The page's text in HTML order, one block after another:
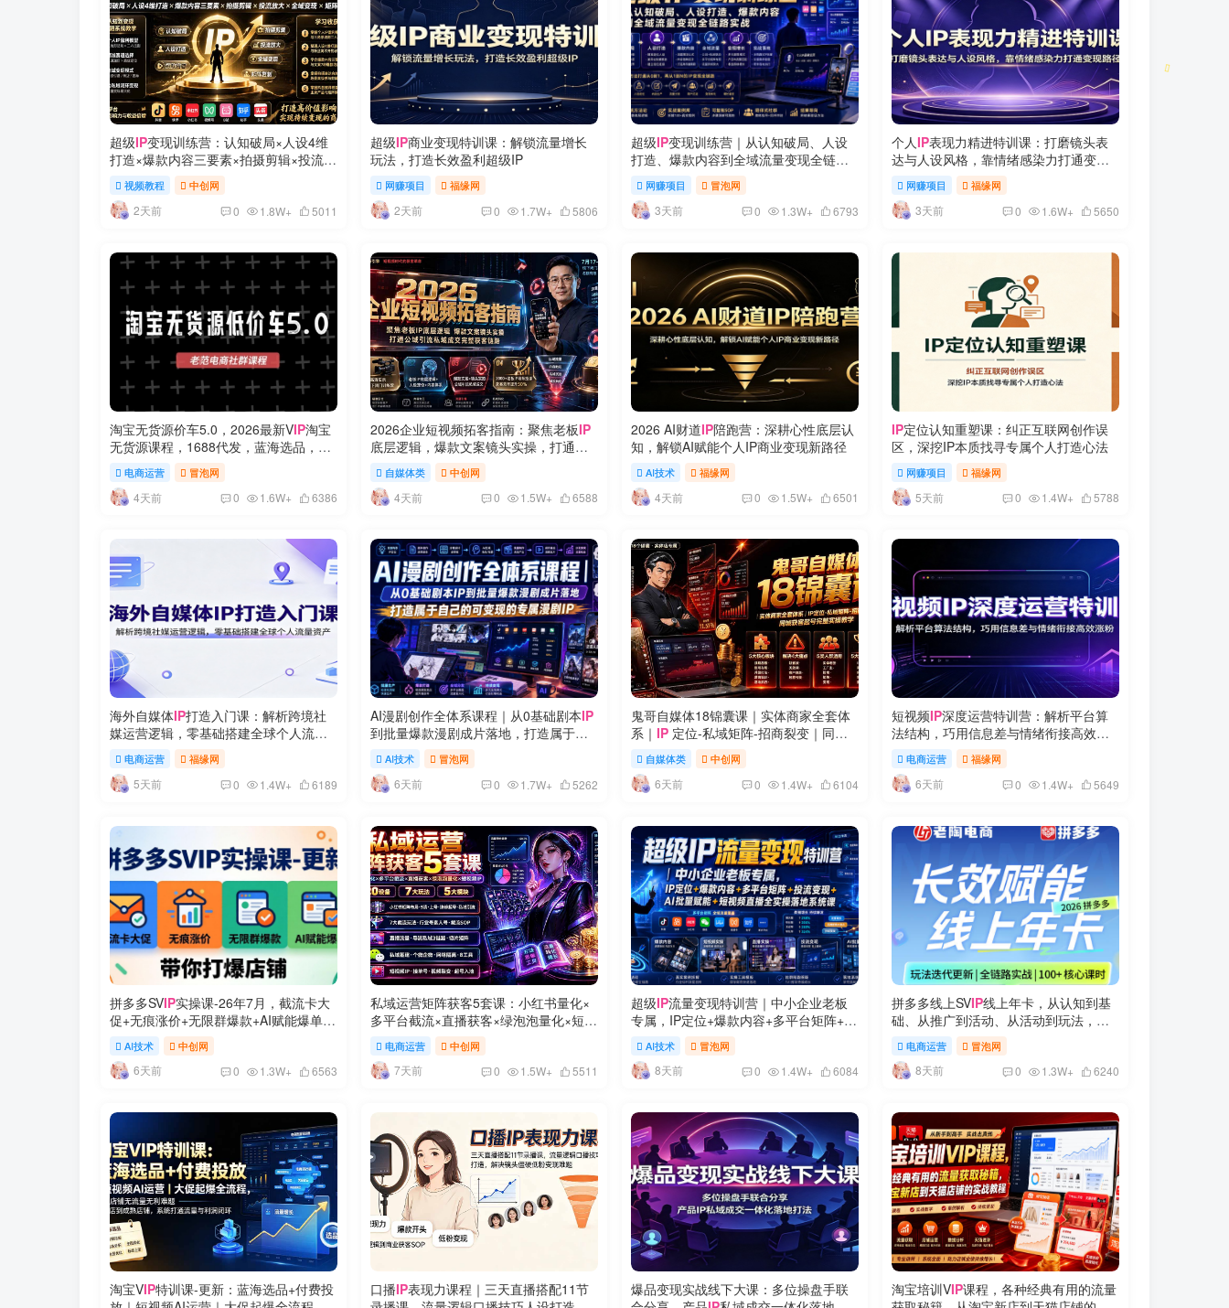
超级IP变现训练营：认知破局×人设4维
打造×爆款内容三要素×拍摄剪辑×投流放
大×全域变现×矩阵复制
视频教程 中创网
2天前 0 1.8W+ 5011
超级IP商业变现特训课：解锁流量增长
玩法，打造长效盈利超级IP
网赚项目 福缘网
2天前 0 1.7W+ 5806
超级IP变现训练营｜从认知破局、人设
打造、爆款内容到全域流量变现全链路
实战网赚项目 冒泡网
3天前 0 1.3W+ 6793
个人IP表现力精进特训课：打磨镜头表
达与人设风格，靠情绪感染力打通变现
路径网赚项目 福缘网
3天前 0 1.6W+ 5650
淘宝无货源价车5.0，​2026最新VIP淘宝
无货源课程，1688代发，蓝海选品，零
成本创业首选(更新26年8月3日)
电商运营 冒泡网
4天前 0 1.6W+ 6386
2026企业短视频拓客指南：聚焦老板IP
底层逻辑，爆款文案镜头实操，打通公
域引流私域成交完整获客链路
自媒体类 中创网
4天前 0 1.5W+ 6588
2026 AI财道IP陪跑营：深耕心性底层认
知，解锁AI赋能个人IP商业变现新路径
AI技术 福缘网
4天前 0 1.5W+ 6501
IP定位认知重塑课：纠正互联网创作误
区，深挖IP本质找寻专属个人打造心法
网赚项目 福缘网
5天前 0 1.4W+ 5788
海外自媒体IP打造入门课：解析跨境社
媒运营逻辑，零基础搭建全球个人流量
资产
电商运营 福缘网
5天前 0 1.4W+ 6189
AI漫剧创作全体系课程｜从0基础剧本IP
到批量爆款漫剧成片落地，打造属于自
己的可变现的专属漫剧IP
AI技术 冒泡网
6天前 0 1.7W+ 5262
鬼哥自媒体18锦囊课｜实体商家全套体
系｜ IP 定位-私域矩阵-招商裂变｜同城
获客起号完整实操教学
自媒体类 中创网
6天前 0 1.4W+ 6104
短视频IP深度运营特训营：解析平台算
法结构，巧用信息差与情绪衔接高效涨
电商运营 福缘网
6天前 0 1.4W+ 5649
拼多多SVIP实操课-26年7月，截流卡大
促+无痕涨价+无限群爆款+AI赋能爆单新
玩法，带你打爆店铺
AI技术 中创网
6天前 0 1.3W+ 6563
私域运营矩阵获客5套课：小红书量化×
多平台截流×直播获客×绿泡泡量化×短视
IP ×20设备×7大玩法
电商运营 中创网
7天前 0 1.5W+ 5511
超级IP流量变现特训营｜中小企业老板
专属，IP定位+爆款内容+多平台矩阵+投
流变现+AI批量赋能+短视频直播全实操
落地系统课
AI技术 冒泡网
8天前 0 1.4W+ 6084
拼多多线上SVIP线上年卡，从认知到基
础、从推广到活动、从活动到玩法，全
链路实战(260730)
电商运营 冒泡网
8天前 0 1.3W+ 6240
淘宝VIP特训课-更新：蓝海选品+付费投
口播IP表现力课程｜三天直播搭配11节
爆品变现实战线下大课：多位操盘手联
淘宝培训VIP课程，各种经典有用的流量